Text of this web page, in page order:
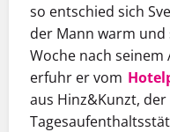
so entschied sich
der Mann warm und
Woche nach
erfuhr er vom
aus Hinz&Kunzt, der